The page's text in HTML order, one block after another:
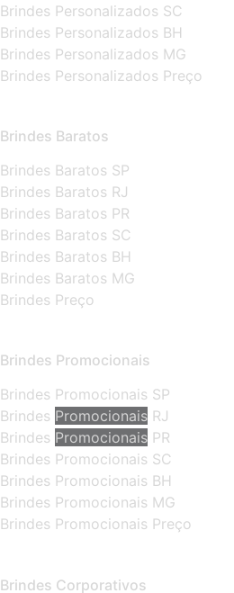
Brindes Personalizados SC
Brindes Personalizados BH
Brindes Personalizados MG
Brindes Personalizados Preço
Brindes Baratos
Brindes Baratos SP
Brindes Baratos RJ
Brindes Baratos PR
Brindes Baratos SC
Brindes Baratos BH
Brindes Baratos MG
Brindes Preço
Brindes Promocionais
Brindes Promocionais SP
Brindes Promocionais RJ
Brindes Promocionais PR
Brindes Promocionais SC
Brindes Promocionais BH
Brindes Promocionais MG
Brindes Promocionais Preço
Brindes Corporativos